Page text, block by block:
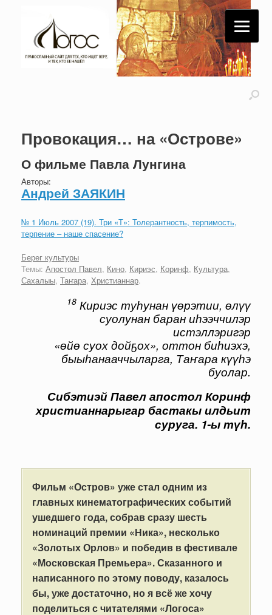
Провокация… на «Острове»
О фильме Павла Лунгина
Авторы:
Андрей ЗАЯКИН
№ 1 Июль 2007 (19). Три «Т»: Толерантность, терпимость,
терпение – наше спасение?
Берег культуры
Темы: Апостол Павел, Кино, Кириэс, Коринф, Культура,
Сахалыы, Таҥара, Христианнар.
18 Кириэс туһунан үөрэтии, өлүү
суолунан баран иһээччилэр
истэллэригэр
«өйө суох дойҕох», оттон биһиэхэ,
быыһанааччыларга, Таҥара күүһэ
буолар.
Сибэтиэй Павел апостол Коринф
христианнарыгар бастакы илдьит
суруга. 1-ы түһ.
Фильм «Остров» ужестал одним из
главных кинематографическихсобытий
ушедшего года,собравсразу шесть
номинаций премии «Ника», несколько
«ЗолотыхОрлов» и победив в фестивале
«Московская Премьера».Сказанного и
написанного поэтому поводу, казалось
бы,ужедостаточно, ноя всёжехочу
поделитьсясчитателями «Логоса»